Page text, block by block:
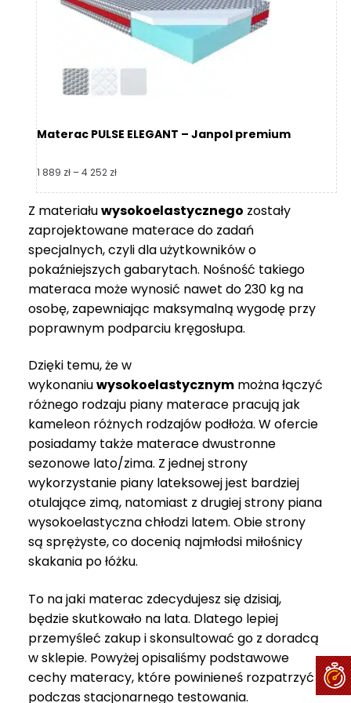
218 zł
Materac PULSE ELEGANT – Janpol premium
1 889 zł –4 252 złZakres
1
889 zł
do
252 zł
Z materiałuwysokoelastycznego zostały
zaprojektowane materace do zadań
specjalnych, czyli dla użytkowników o
pokaźniejszych gabarytach. Nośność takiego
materaca może wynosić nawet do 230 kg na
osobę, zapewniając maksymalną wygodę przy
poprawnym podparciu kręgosłupa.
Dzięki temu, że w
wykonaniuwysokoelastycznym można łączyć
różnego rodzaju piany materace pracują jak
kameleon różnych rodzajów podłoża. W ofercie
posiadamy także materace dwustronne
sezonowe lato/zima. Z jednej strony
wykorzystanie piany lateksowej jest bardziej
otulające zimą, natomiast z drugiej strony piana
wysokoelastyczna chłodzi latem. Obie strony
są sprężyste, co docenią najmłodsi miłośnicy
skakania po łóżku.
To na jaki materac zdecydujesz się dzisiaj,
będzie skutkowało na lata. Dlatego lepiej
przemyśleć zakup i skonsultować go z doradcą
w sklepie. Powyżej opisaliśmy podstawowe
cechy materacy, które powinieneś rozpatrzyć
podczas stacjonarnego testowania.